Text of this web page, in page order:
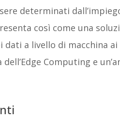
determinati
così come una
dati a livello di macchina
Computing e